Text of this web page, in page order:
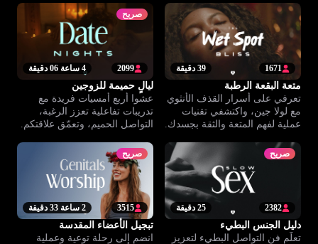
39 دقيقة 1671
متعة البقعة الرطبة
تعرفي على أسرار القذف الأنثوي
مع لولا جين، واكتشفي تقنيات
عملية لفهم المتعة والثقة بجسدك.
صريح
4 ساعة 06 دقيقة 2099
ليالٍ حميمة للزوجين
عشوا أربع أمسيات فريدة مع
تدريبات تفاعلية تعزز الرغبة،
التواصل الحميم، وتعمّق علاقتكم.
صريح
25 دقيقة 2382
دليل الجنس البطيء
تعلّم فن التواصل البطيء لتعزيز
صريح
2 ساعة 33 دقيقة 3515
تبجيل الأعضاء المقدسة
انضم إلى رحلة توعية وعملية